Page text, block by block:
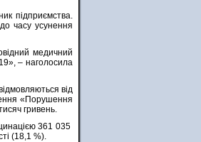
підприємства.
часу усунення
медичний
– наголосила
від
«Порушення
гривень.
361 035
(18,1 %).